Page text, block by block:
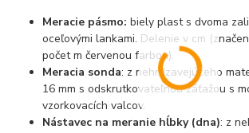
Meracie pásmo: biely plast s dvoma
oceľovými lankami. Delenie v cm
počet m červenou farbou).
Meracia sonda: z nehrdzavejúceho
16 mm s odskrutkovateľnou záťažou s
vzorkovacích valcov.
Nástavec na meranie hĺbky (dna): z